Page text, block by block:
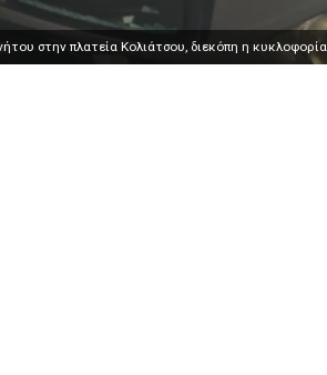
στην πλατεία Κολιάτσου, διεκόπη η κυκλοφορία